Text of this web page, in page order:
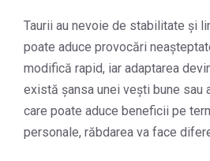
Taurii au nevoie de stabilitate și
poate aduce provocări
modifică rapid, iar adaptarea
există șansa unei vești bune sau
care poate aduce beneficii pe
personale, răbdarea va face